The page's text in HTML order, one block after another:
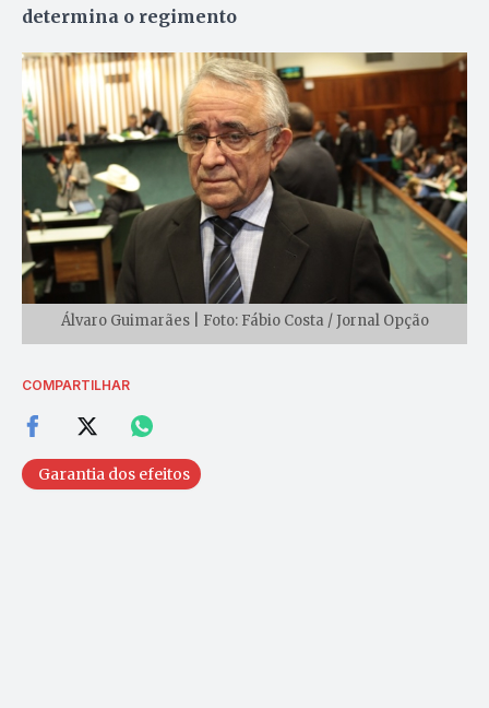
determina o regimento
Álvaro Guimarães | Foto: Fábio Costa / Jornal Opção
COMPARTILHAR
Garantia dos efeitos